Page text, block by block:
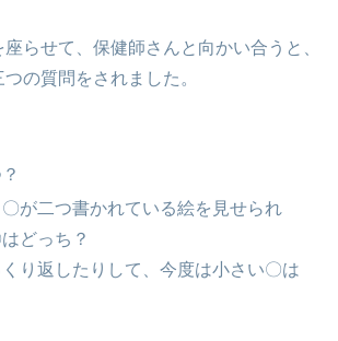
らせて、保健師さんと向かい合うと、
の質問をされました。
が二つ書かれている絵を見せられ
どっち？
り返したりして、今度は小さい〇は